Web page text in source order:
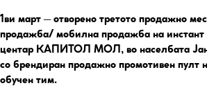
1ви март– отворено третото продажно
продажба/ мобилна продажба на инстант
центар КАПИТОЛ МОЛ, во населбата
со брендиран продажно промотивен пулт
обучен тим.